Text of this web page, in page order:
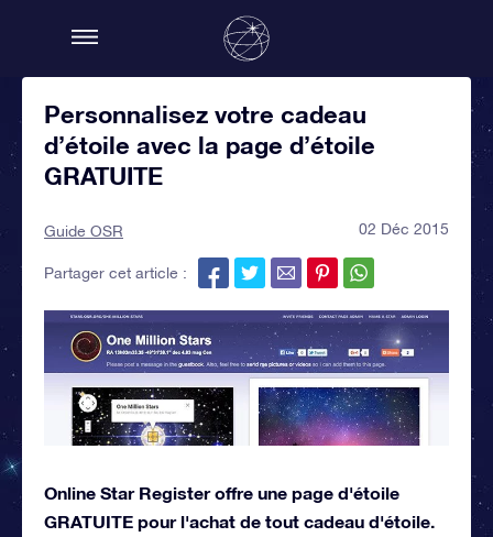
Personnalisez votre cadeau
d’étoile avec la page d’étoile
GRATUITE
Guide OSR 02 Déc 2015
Partager cet article :
Online Star Register offre une page d'étoile
GRATUITE pour l'achat de tout cadeau d'étoile.